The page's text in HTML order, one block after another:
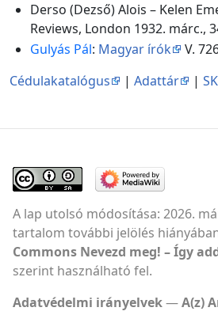
Derso (Dezső) Alois – Kelen
Reviews, London 1932. márc.,
Gulyás Pál: Magyar írók V.
Cédulakatalógus
| Adattár |
A lap utolsó módosítása: 2026.
tartalom további jelölés
Commons Nevezd meg! – Így
szerint használható fel.
Adatvédelmi irányelvek
A(z)